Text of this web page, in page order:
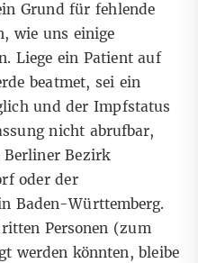
Grund für fehlende
wie uns einige
Liege ein Patient auf
beatmet, sei ein
und der Impfstatus
nicht abrufbar,
Bezirk
oder der
Baden-Württemberg.
Personen (zum
werden könnten, bleibe